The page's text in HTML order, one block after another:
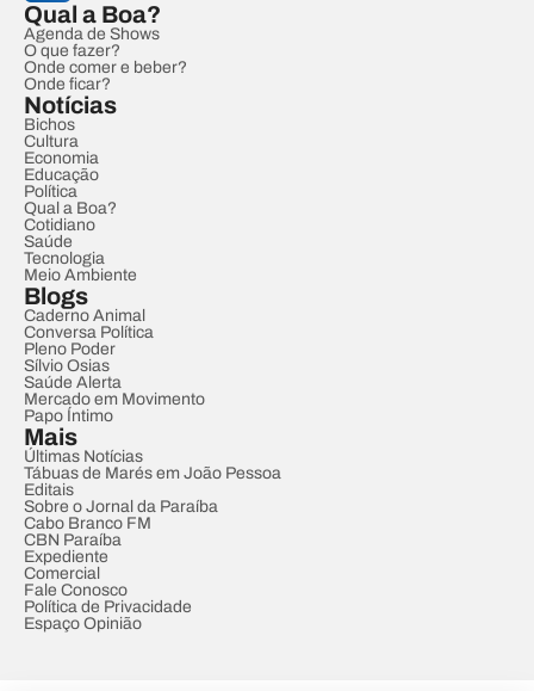
Qual a Boa?
Agenda de Shows
O que fazer?
Onde comer e beber?
Onde ficar?
Notícias
Bichos
Cultura
Economia
Educação
Política
Qual a Boa?
Cotidiano
Saúde
Tecnologia
Meio Ambiente
Blogs
Caderno Animal
Conversa Política
Pleno Poder
Sílvio Osias
Saúde Alerta
Mercado em Movimento
Papo Íntimo
Mais
Últimas Notícias
Tábuas de Marés em João Pessoa
Editais
Sobre o Jornal da Paraíba
Cabo Branco FM
CBN Paraíba
Expediente
Comercial
Fale Conosco
Política de Privacidade
Espaço Opinião